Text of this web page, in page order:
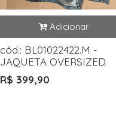
cód.: BL01022422.M -
JAQUETA OVERSIZED
R$ 399,90